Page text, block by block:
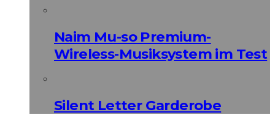
Naim Mu-so Premium-
Wireless-Musiksystem im Test
Silent Letter Garderobe